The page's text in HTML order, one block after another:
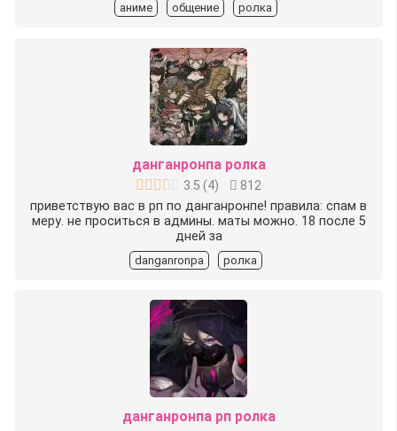
аниме общение ролка
данганронпа ролка
3.5 (4)
812
приветствую вас в рп по данганронпе! правила: спам в
меру. не проситься в админы. маты можно. 18 после 5
дней за
danganronpa ролка
данганронпа рп ролка